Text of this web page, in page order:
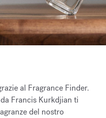
al Fragrance Finder.
Francis Kurkdjian ti
del nostro